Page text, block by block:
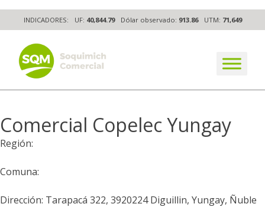
to
content
INDICADORES: UF: 40,844.79 Dólar observado: 913.86 UTM: 71,649
The worldwide business formula
Comercial Copelec Yungay
Región:
Comuna:
Dirección: Tarapacá 322, 3920224 Diguillin, Yungay, Ñuble